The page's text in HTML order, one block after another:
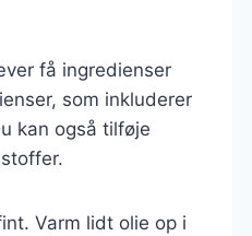
få ingredienser
som inkluderer
kan også tilføje
Varm lidt olie op i